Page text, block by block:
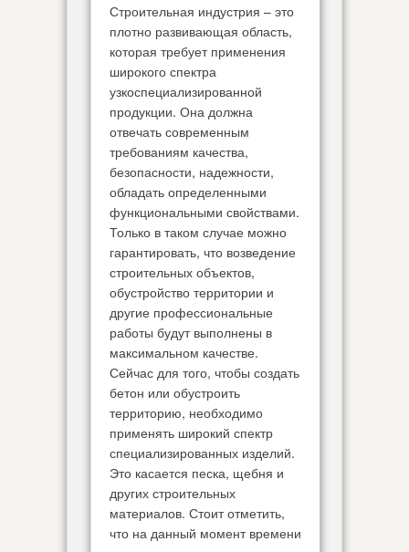
Строительная индустрия – это
плотно развивающая область,
которая требует применения
широкого спектра
узкоспециализированной
продукции. Она должна
отвечать современным
требованиям качества,
безопасности, надежности,
обладать определенными
функциональными свойствами.
Только в таком случае можно
гарантировать, что возведение
строительных объектов,
обустройство территории и
другие профессиональные
работы будут выполнены в
максимальном качестве.
Сейчас для того, чтобы создать
бетон или обустроить
территорию, необходимо
применять широкий спектр
специализированных изделий.
Это касается песка, щебня и
других строительных
материалов. Стоит отметить,
что на данный момент времени